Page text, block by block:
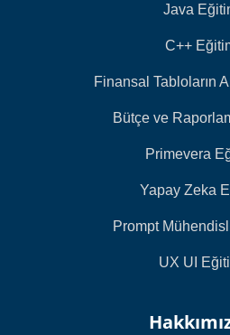
Java
C++
Finansal Tabloların
Bütçe ve
Primevera
Yapay Zeka
Prompt
UX UI